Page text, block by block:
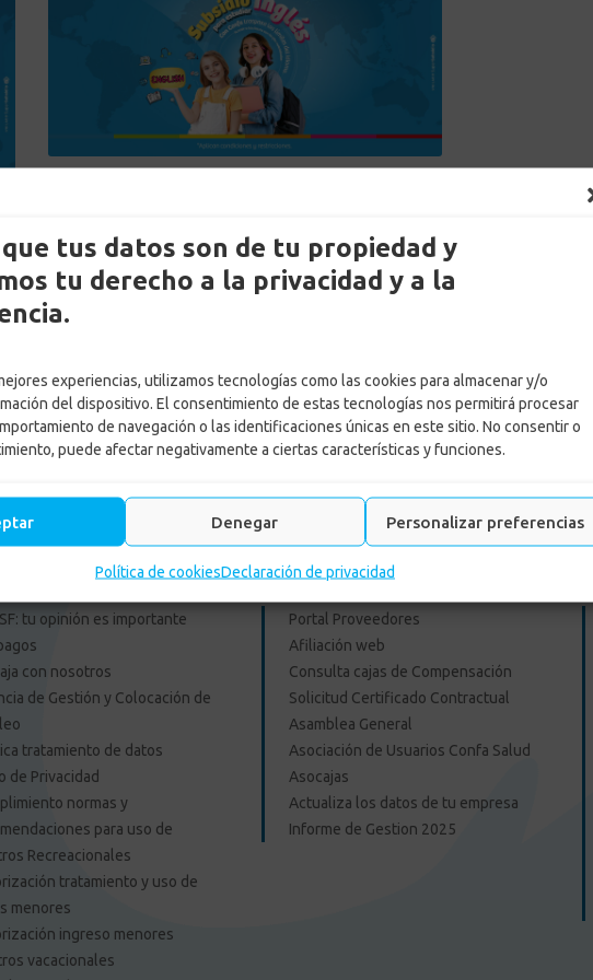
tus datos son de tu propiedad y
tu derecho a la privacidad y a la
experiencias, utilizamos tecnologías como las cookies para almacenar y/o
del dispositivo. El consentimiento de estas tecnologías nos permitirá procesar
de navegación o las identificaciones únicas en este sitio. No consentir o
puede afectar negativamente a ciertas características y funciones.
Denegar Personalizar preferencias
Política de cookiesDeclaración de privacidad
inEducación,legal,Noticias,Subsidios
tu opinión es importante
con nosotros
de Gestión y Colocación de
tratamiento de datos
de Privacidad
normas y
para uso de
Recreacionales
tratamiento y uso de
menores
ingreso menores
vacacionales
Portal Proveedores
Afiliación web
Consulta cajas de Compensación
Solicitud Certificado Contractual
Asamblea General
Asociación de Usuarios Confa Salud
Asocajas
Actualiza los datos de tu empresa
Informe de Gestion 2025